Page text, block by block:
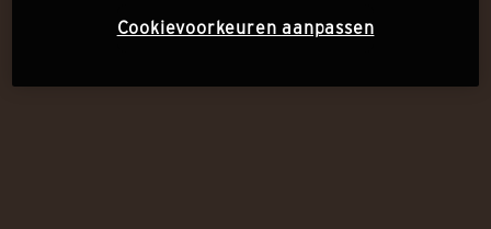
Cookievoorkeuren aanpassen